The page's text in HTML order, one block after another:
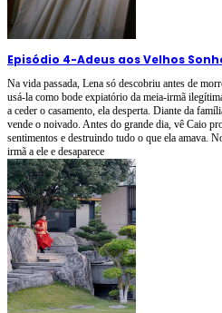
Episódio 4-Adeus aos Velhos
Na vida passada, Lena só descobriu antes de
usá-la como bode expiatório da meia-irmã
a ceder o casamento, ela desperta. Diante da
vende o noivado. Antes do grande dia, vê Caio
sentimentos e destruindo tudo o que ela amava.
irmã a ele e desaparece